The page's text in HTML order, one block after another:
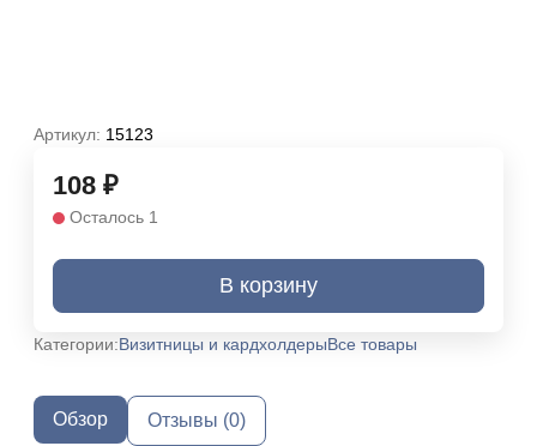
Артикул: 15123
108 ₽
Осталось 1
В корзину
Категории:Визитницы и кардхолдерыВсе товары
Обзор Отзывы (0)